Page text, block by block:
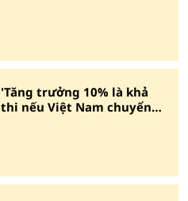
'Tăng trưởng 10% là khả
thi nếu Việt Nam chuyển